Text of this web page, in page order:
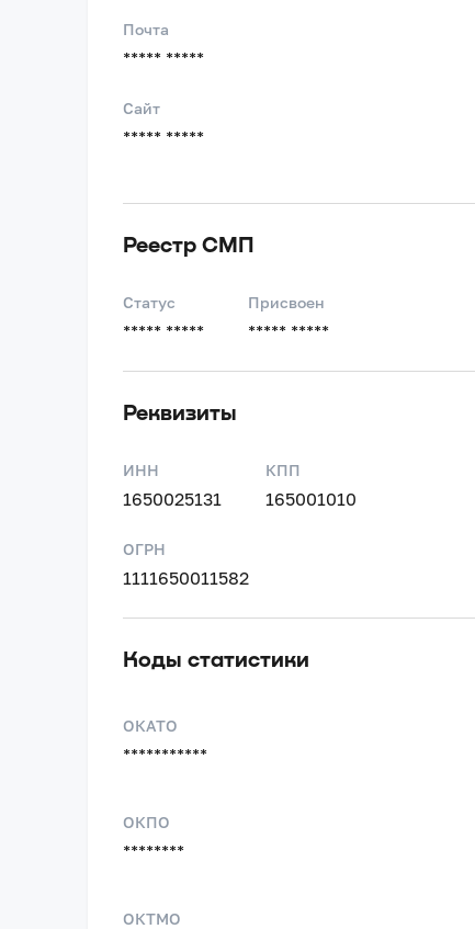
Почта
***** *****
Сайт
***** *****
Реестр СМП
Статус
***** *****
Присвоен
***** *****
Реквизиты
ИНН
1650025131
КПП
165001010
ОГРН
1111650011582
Коды статистики
ОКАТО
***********
ОКПО
********
ОКТМО